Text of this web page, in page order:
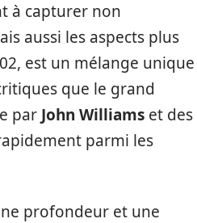
à capturer non
aussi les aspects plus
est un mélange unique
que le grand
par John Williams et des
parmi les
profondeur et une